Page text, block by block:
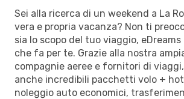
Sei alla ricerca di un weekend a La
vera e propria vacanza? Non ti
sia lo scopo del tuo viaggio,
che fa per te. Grazie alla nostra
compagnie aeree e fornitori di
anche incredibili pacchetti volo +
noleggio auto economici,